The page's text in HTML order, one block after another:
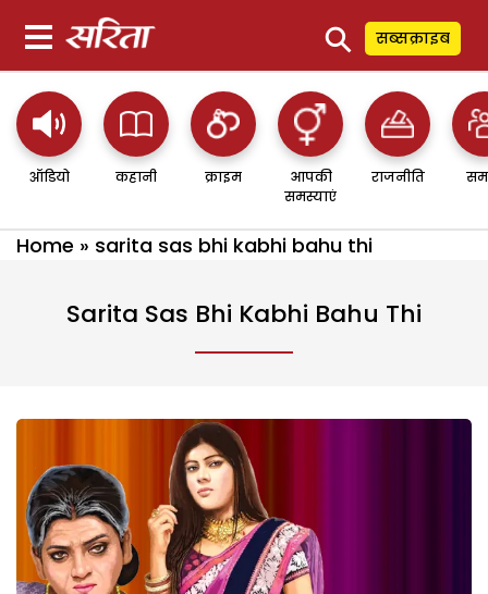
⚲ सब्सक्राइब
ऑडियो कहानी क्राइम
आपकी
समस्याएं
राजनीति
Home » sarita sas bhi kabhi bahu thi
Sarita Sas Bhi Kabhi Bahu Thi